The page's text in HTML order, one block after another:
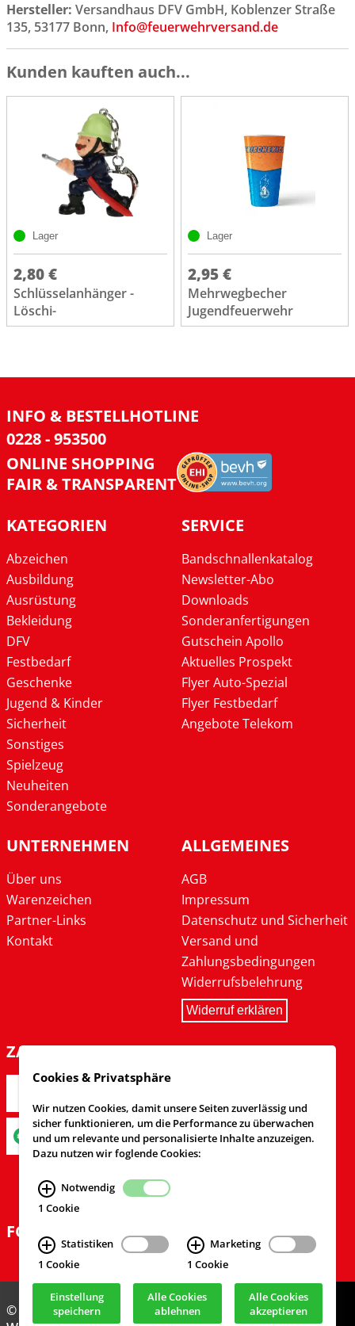
Hersteller: Versandhaus DFV GmbH, Koblenzer Straße
135, 53177 Bonn, Info@feuerwehrversand.de
Kunden kauften auch...
Lager
2,80 €
Schlüsselanhänger -
Löschi-
Lager
2,95 €
Mehrwegbecher
Jugendfeuerwehr
INFO & BESTELLHOTLINE
0228 - 953500
ONLINE SHOPPING
FAIR & TRANSPARENT
KATEGORIEN
Abzeichen
Ausbildung
Ausrüstung
Bekleidung
DFV
Festbedarf
Geschenke
Jugend & Kinder
Sicherheit
Sonstiges
Spielzeug
Neuheiten
Sonderangebote
SERVICE
Bandschnallenkatalog
Newsletter-Abo
Downloads
Sonderanfertigungen
Gutschein Apollo
Aktuelles Prospekt
Flyer Auto-Spezial
Flyer Festbedarf
Angebote Telekom
UNTERNEHMEN
Über uns
Warenzeichen
Partner-Links
Kontakt
ALLGEMEINES
AGB
Impressum
Datenschutz und Sicherheit
Versand und
Zahlungsbedingungen
Widerrufsbelehrung
Widerruf erklären
ZAHLARTEN
FOLGEN SIE UNS
© Feuerwehrversand 2024
Cookies & Privatsphäre
Wir nutzen Cookies, damit unsere Seiten zuverlässig und
sicher funktionieren, um die Performance zu überwachen
und um relevante und personalisierte Inhalte anzuzeigen.
Dazu nutzen wir foglende Cookies:
Notwendig
1 Cookie
Statistiken
1 Cookie
Marketing
1 Cookie
Einstellung
speichern
Alle Cookies
ablehnen
Alle Cookies
akzeptieren